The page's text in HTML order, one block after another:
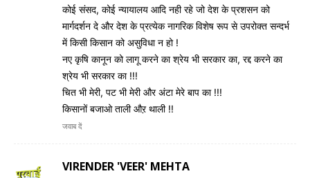
कोई संसद, कोई न्यायालय आदि नही रहे जो देश के प्रशसन को
मार्गदर्शन दे और देश के प्रत्येक नागरिक विशेष रूप से उपरोक्त सन्दर्भ
में किसी किसान को असुविधा न हो !
नए कृषि कानून को लागू करने का श्रेय भी सरकार का, रद्द करने का
श्रेय भी सरकार का !!!
चित भी मेरी, पट भी मेरी और अंटा मेरे बाप का !!!
किसानों बजाओ ताली औऱ थाली !!
जवाब दें
VIRENDER 'VEER' MEHTA